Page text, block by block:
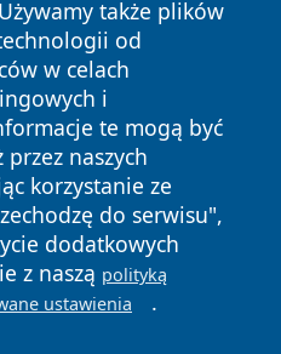
także plików
od
w celach
i
te mogą być
naszych
korzystanie ze
do serwisu",
dodatkowych
z naszą polityką
ustawienia .
Wszystkie prawa
Polityka
Cookies